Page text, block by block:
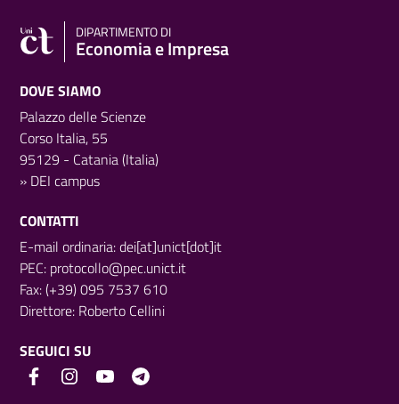
DIPARTIMENTO DI
Economia e Impresa
DOVE SIAMO
Palazzo delle Scienze
Corso Italia, 55
95129 - Catania (Italia)
» DEI campus
CONTATTI
E-mail ordinaria: dei[at]unict[dot]it
PEC: protocollo@pec.unict.it
Fax: (+39) 095 7537 610
Direttore: Roberto Cellini
SEGUICI SU